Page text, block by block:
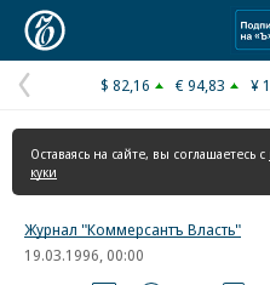
Предыдущая
страница
$ 82,16 € 94,83 ¥
Оставаясь на сайте, вы соглашаетесь с
куки
Журнал "Коммерсантъ Власть"
19.03.1996, 00:00